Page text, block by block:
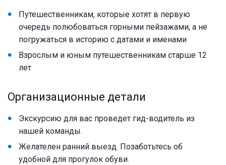
Путешественникам, которые хотят в первую
очередь полюбоваться горными пейзажами, а не
погружаться в историю с датами и именами
Взрослым и юным путешественникам старше 12
лет
Организационные детали
Экскурсию для вас проведет гид-водитель из
нашей команды.
Желателен ранний выезд. Позаботьтесь об
удобной для прогулок обуви.